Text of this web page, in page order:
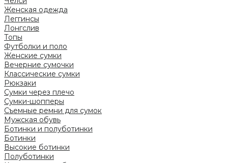
Женская одежда
Леггинсы
Лонгслив
Топы
Футболки и поло
Женские сумки
Вечерние сумочки
Классические сумки
Рюкзаки
Сумки через плечо
Сумки-шопперы
Съемные ремни для сумок
Мужская обувь
Ботинки и полуботинки
Ботинки
Высокие ботинки
Полуботинки